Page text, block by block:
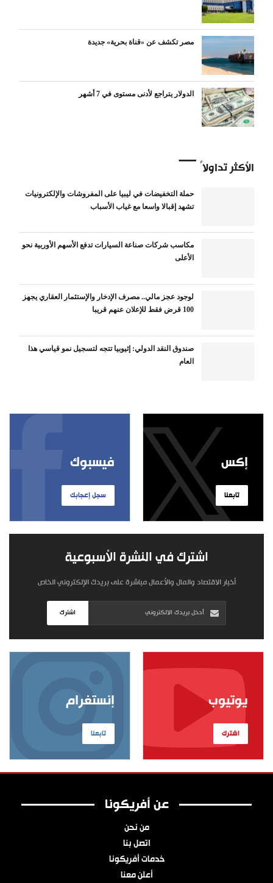
مصر تكشف عن «قناة بحرية» جديدة
الدولار يتراجع لأدنى مستوى في 7 أشهر
الأكثر تداولاً
حملة التخفيضات في ليبيا على المفروشات والإلكترونيات
تشهد إقبالا واسعا مع غياب الأسباب
مكاسب شركات صناعة السيارات تدفع الأسهم الأوربية نحو
الأعلى
لوجود عجز مالي.. مصرف الإدخار والإستثمار العقاري يجهز
100 قرض فقط للإعلان عنهم قريبا
صندوق النقد الدولي: إثيوبيا تتجه لتسجيل نمو قياسي هذا
العام
فيسبوك
سجل إعجابك
إكس
تابعنا
اشترك في النشرة الأسبوعية
أخبار الاقتصاد والمال والأعمال مباشرة على بريدك الإلكتروني الخاص
اشترك
إنستغرام
تابعنا
يوتيوب
اشترك
عن أفريكونا
من نحن
اتصل بنا
خدمات أفريكونا
أعلن معنا